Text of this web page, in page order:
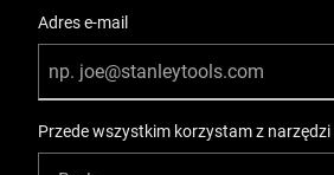
Adres e-mail
Przede wszystkim korzystam z narzędzi